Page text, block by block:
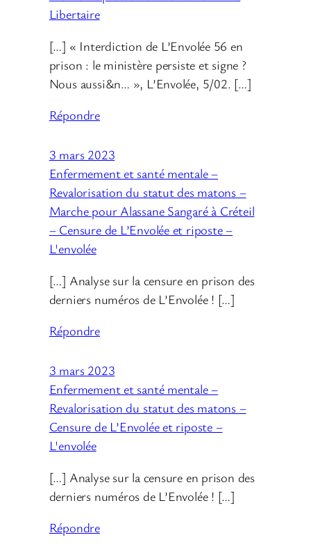
Libertaire
[…] « Interdiction de L’Envolée 56 en
prison : le ministère persiste et signe ?
Nous aussi&n… », L’Envolée, 5/02. […]
Répondre
3 mars 2023
Enfermement et santé mentale –
Revalorisation du statut des matons –
Marche pour Alassane Sangaré à Créteil
– Censure de L’Envolée et riposte –
L'envolée
[…] Analyse sur la censure en prison des
derniers numéros de L’Envolée ! […]
Répondre
3 mars 2023
Enfermement et santé mentale –
Revalorisation du statut des matons –
Censure de L’Envolée et riposte –
L'envolée
[…] Analyse sur la censure en prison des
derniers numéros de L’Envolée ! […]
Répondre